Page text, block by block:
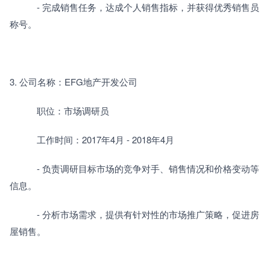
- 完成销售任务，达成个人销售指标，并获得优秀销售员
称号。
3. 公司名称：EFG地产开发公司
职位：市场调研员
工作时间：2017年4月 - 2018年4月
- 负责调研目标市场的竞争对手、销售情况和价格变动等
信息。
- 分析市场需求，提供有针对性的市场推广策略，促进房
屋销售。